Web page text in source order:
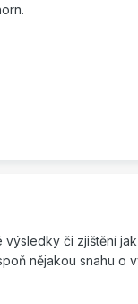
či zjištění
nějakou snahu